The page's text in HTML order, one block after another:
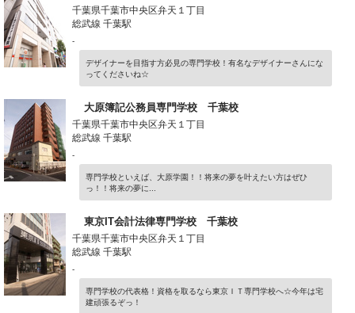
千葉県千葉市中央区弁天１丁目
総武線 千葉駅
-
デザイナーを目指す方必見の専門学校！有名なデザイナーさんにな
ってくださいね☆
大原簿記公務員専門学校 千葉校
千葉県千葉市中央区弁天１丁目
総武線 千葉駅
-
専門学校といえば、大原学園！！将来の夢を叶えたい方はぜひ
っ！！将来の夢に...
東京IT会計法律専門学校 千葉校
千葉県千葉市中央区弁天１丁目
総武線 千葉駅
-
専門学校の代表格！資格を取るなら東京ＩＴ専門学校へ☆今年は宅
建頑張るぞっ！